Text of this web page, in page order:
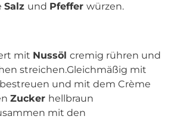
Salz und Pfeffer würzen.
mit Nussöl cremig rühren und
streichen.Gleichmäßig mit
bestreuen und mit dem Crème
Zucker hellbraun
mit den